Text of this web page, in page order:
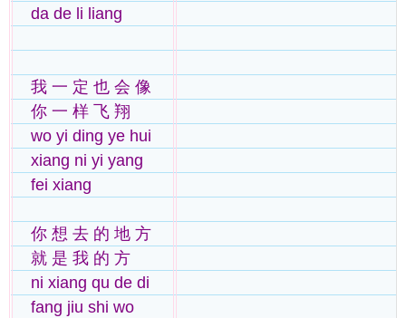
da de li liang
我 一 定 也 会 像
你 一 样 飞 翔
wo yi ding ye hui
xiang ni yi yang
fei xiang
你 想 去 的 地 方
就 是 我 的 方
ni xiang qu de di
fang jiu shi wo